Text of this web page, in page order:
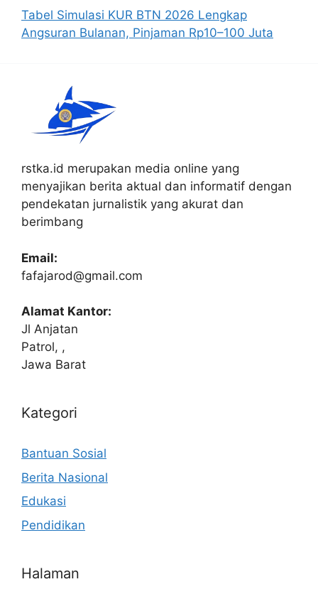
Tabel Simulasi KUR BTN 2026 Lengkap
Angsuran Bulanan, Pinjaman Rp10–100 Juta
rstka.id merupakan media online yang
menyajikan berita aktual dan informatif dengan
pendekatan jurnalistik yang akurat dan
berimbang
Email:
fafajarod@gmail.com
Alamat Kantor:
Jl Anjatan
Patrol, ,
Jawa Barat
Kategori
Bantuan Sosial
Berita Nasional
Edukasi
Pendidikan
Halaman